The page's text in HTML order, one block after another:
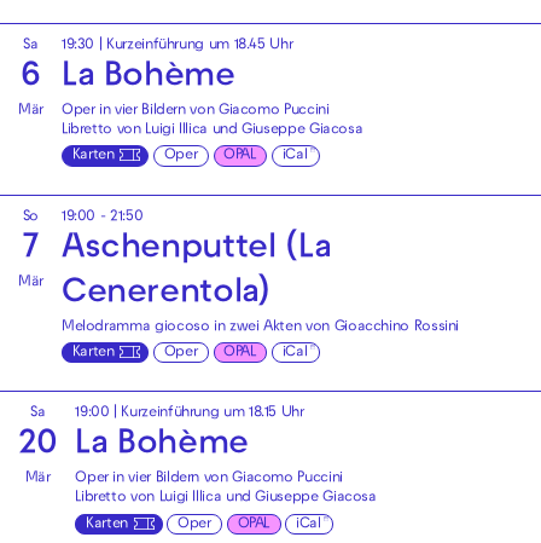
Sa
6
Mär
19:30 | Kurzeinführung um 18.45 Uhr
La Bohème
Oper in vier Bildern von Giacomo Puccini
Libretto von Luigi Illica und Giuseppe Giacosa
Karten
Oper OPAL iCal
So
7
Mär
19:00 - 21:50
Aschenputtel (La
Cenerentola)
Melodramma giocoso in zwei Akten von Gioacchino Rossini
Karten
Oper OPAL iCal
Sa
20
Mär
19:00 | Kurzeinführung um 18.15 Uhr
La Bohème
Oper in vier Bildern von Giacomo Puccini
Libretto von Luigi Illica und Giuseppe Giacosa
Karten
Oper OPAL iCal